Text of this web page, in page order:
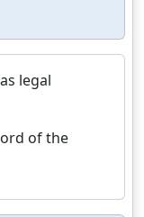
legal
of the